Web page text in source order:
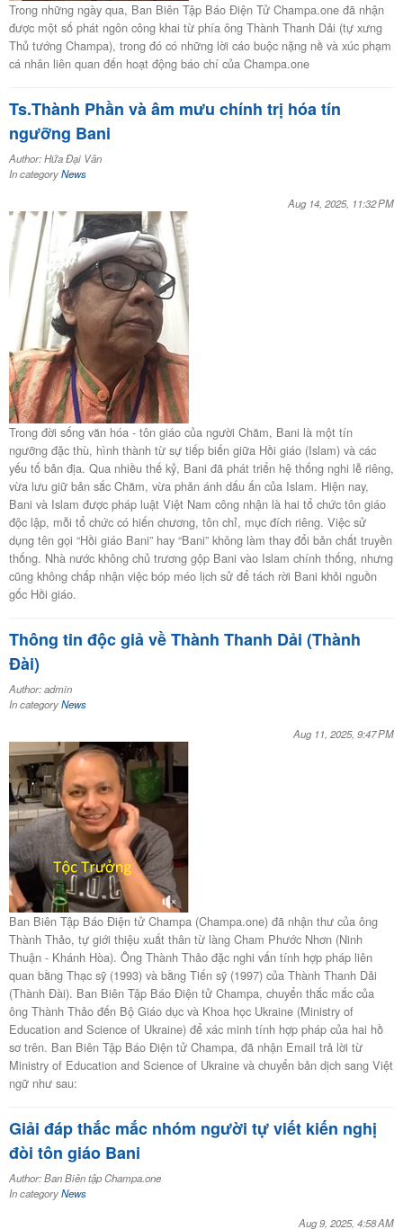
Trong những ngày qua, Ban Biên Tập Báo Điện Tử Champa.one đã nhận
được một số phát ngôn công khai từ phía ông Thành Thanh Dải (tự xưng
Thủ tướng Champa), trong đó có những lời cáo buộc nặng nề và xúc phạm
cá nhân liên quan đến hoạt động báo chí của Champa.one
Ts.Thành Phần và âm mưu chính trị hóa tín
ngưỡng Bani
Author: Hứa Đại Vân
In categoryNews
Aug 14, 2025, 11:32 PM
Trong đời sống văn hóa - tôn giáo của người Chăm, Bani là một tín
ngưỡng đặc thù, hình thành từ sự tiếp biến giữa Hồi giáo (Islam) và các
yếu tố bản địa. Qua nhiều thế kỷ, Bani đã phát triển hệ thống nghi lễ riêng,
vừa lưu giữ bản sắc Chăm, vừa phản ánh dấu ấn của Islam. Hiện nay,
Bani và Islam được pháp luật Việt Nam công nhận là hai tổ chức tôn giáo
độc lập, mỗi tổ chức có hiến chương, tôn chỉ, mục đích riêng. Việc sử
dụng tên gọi “Hồi giáo Bani” hay “Bani” không làm thay đổi bản chất truyền
thống. Nhà nước không chủ trương gộp Bani vào Islam chính thống, nhưng
cũng không chấp nhận việc bóp méo lịch sử để tách rời Bani khỏi nguồn
gốc Hồi giáo.
Thông tin độc giả về Thành Thanh Dải (Thành
Đài)
Author: admin
In categoryNews
Aug 11, 2025, 9:47 PM
Ban Biên Tập Báo Điện tử Champa (Champa.one) đã nhận thư của ông
Thành Thảo, tự giới thiệu xuất thân từ làng Cham Phước Nhơn (Ninh
Thuận - Khánh Hòa). Ông Thành Thảo đặc nghi vấn tính hợp pháp liên
quan bằng Thạc sỹ (1993) và bằng Tiến sỹ (1997) của Thành Thanh Dải
(Thành Đài). Ban Biên Tập Báo Điện tử Champa, chuyển thắc mắc của
ông Thành Thảo đến Bộ Giáo dục và Khoa học Ukraine (Ministry of
Education and Science of Ukraine) để xác minh tính hợp pháp của hai hồ
sơ trên. Ban Biên Tập Báo Điện tử Champa, đã nhận Email trả lời từ
Ministry of Education and Science of Ukraine và chuyển bản dịch sang Việt
ngữ như sau:
Giải đáp thắc mắc nhóm người tự viết kiến nghị
đòi tôn giáo Bani
Author: Ban Biên tập Champa.one
In categoryNews
Aug 9, 2025, 4:58 AM